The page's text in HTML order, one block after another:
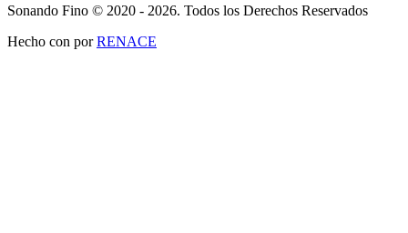
Sonando Fino © 2020 - 2026. Todos los Derechos Reservados
Hecho con porRENACE